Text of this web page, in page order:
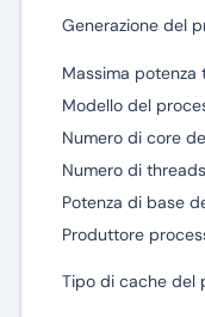
Generazione del
Massima potenza
Modello del
Numero di core
Numero di
Potenza di base
Produttore
Tipo di cache del